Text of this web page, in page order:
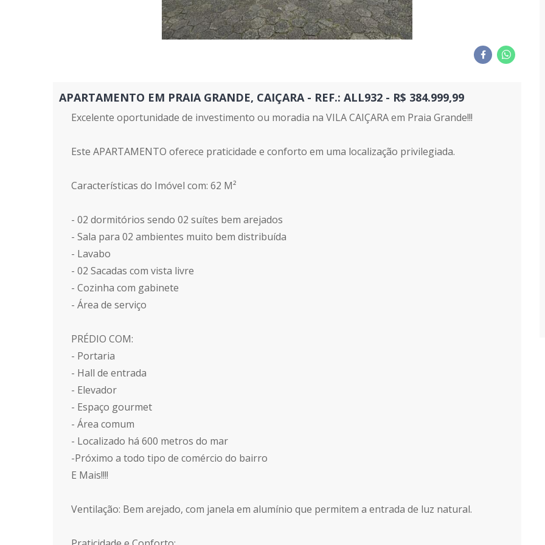
APARTAMENTO EM PRAIA GRANDE, CAIÇARA - REF.: ALL932 - R$ 384.999,99
Excelente oportunidade de investimento ou moradia na VILA CAIÇARA em Praia Grande!!!
Este APARTAMENTO oferece praticidade e conforto em uma localização privilegiada.
Características do Imóvel com: 62 M²
- 02 dormitórios sendo 02 suítes bem arejados
- Sala para 02 ambientes muito bem distribuída
- Lavabo
- 02 Sacadas com vista livre
- Cozinha com gabinete
- Área de serviço
PRÉDIO COM:
- Portaria
- Hall de entrada
- Elevador
- Espaço gourmet
- Área comum
- Localizado há 600 metros do mar
-Próximo a todo tipo de comércio do bairro
E Mais!!!!
Ventilação: Bem arejado, com janela em alumínio que permitem a entrada de luz natural.